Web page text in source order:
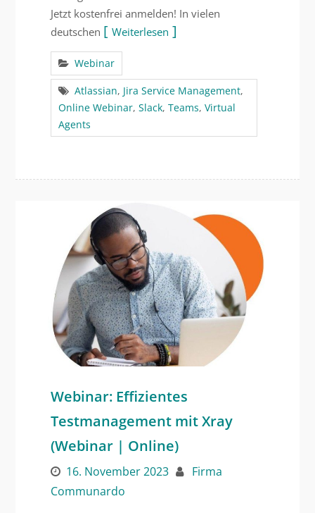
Jetzt kostenfrei anmelden! In vielen
deutschen
Weiterlesen
Webinar
Atlassian, Jira Service Management,
Online Webinar, Slack, Teams, Virtual
Agents
Webinar: Effizientes
Testmanagement mit Xray
(Webinar | Online)
16. November 2023
Firma
Communardo